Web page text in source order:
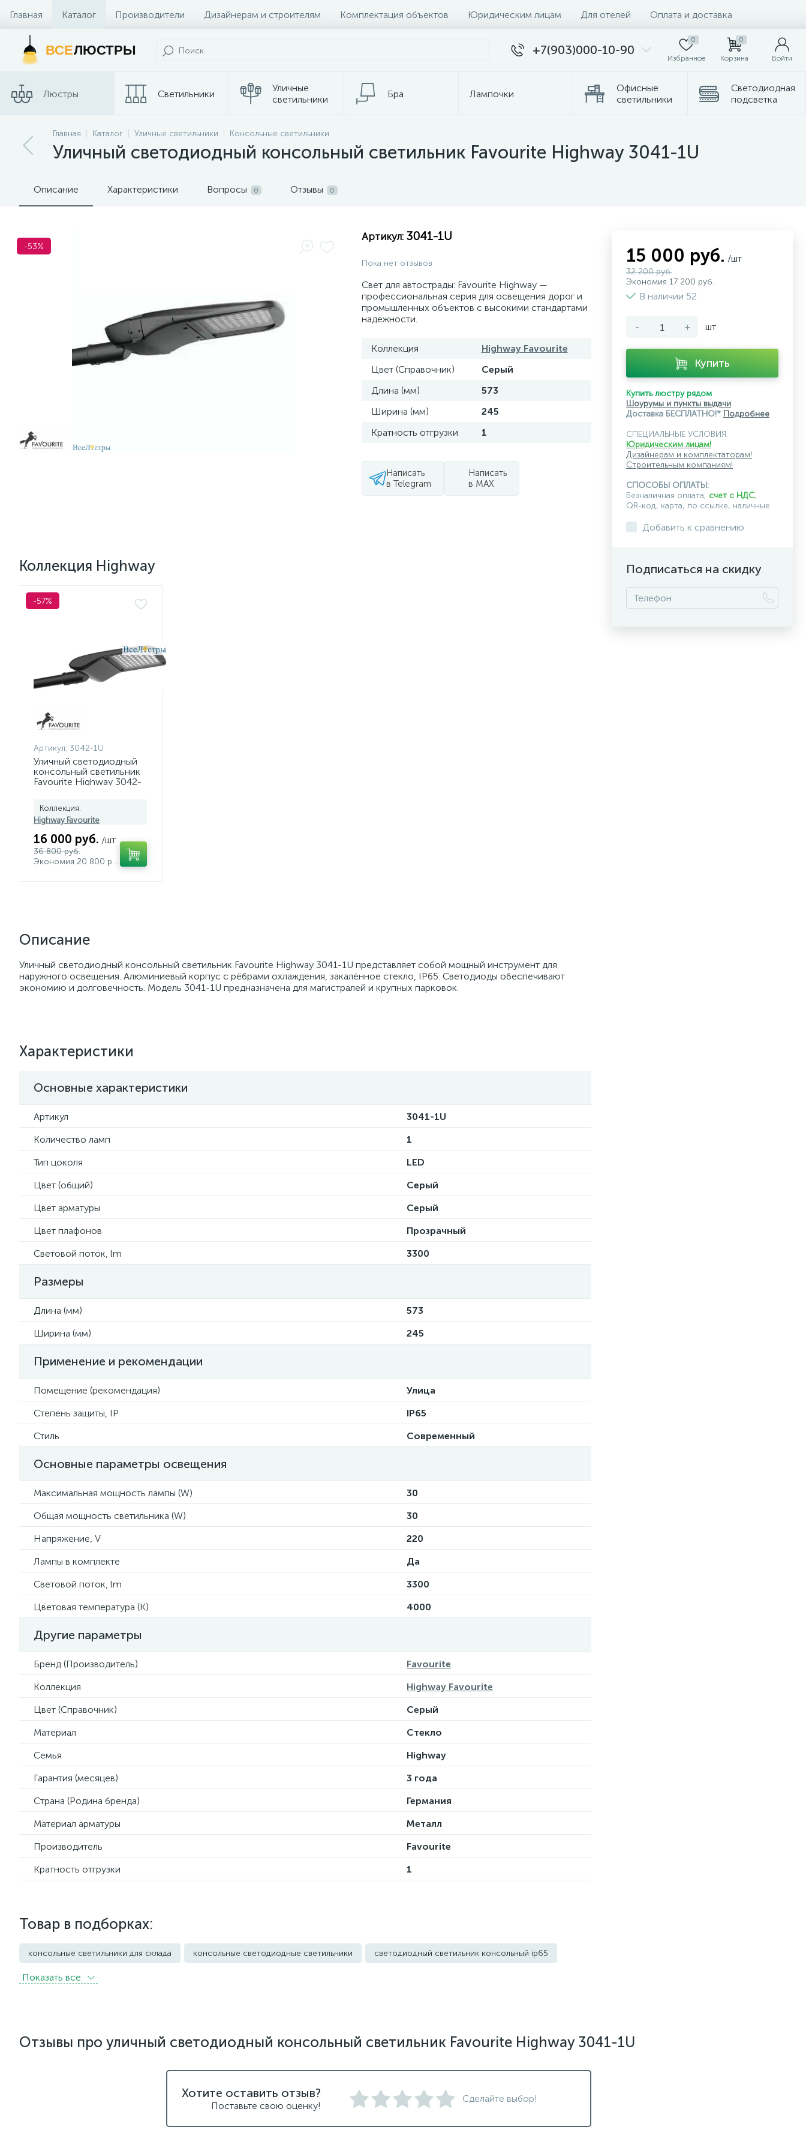
Главная Каталог Производители Дизайнерам и строителям Комплектация объектов Юридическим лицам Для отелей Оплата и доставка
Контакты и Магазины
ВСЕЛЮСТРЫ +7(903)000-10-90
0
Избранное
0
Корзина Войти
Люстры Светильники
Уличные
светильники
Бра Лампочки
Офисные
светильники
Светодиодная
подсветка
Споты
Трековые
Электротовары
лампы
Главная Каталог Уличные светильники Консольные светильники
Уличный светодиодный консольный светильник Favourite Highway 3041-1U
Описание Характеристики Вопросы 0 Отзывы 0
-53%
Артикул: 3041-1U
Пока нет отзывов
Свет для автострады: Favourite Highway —
профессиональная серия для освещения дорог и
промышленных объектов с высокими стандартами
надёжности.
Коллекция
Highway Favourite
Цвет (Справочник)
Серый
Длина (мм)
573
Ширина (мм)
245
Кратность отгрузки
1
Написать
в Telegram
Написать
в MAX
Коллекция Highway
-57%
Артикул: 3042-1U
Уличный светодиодный
консольный светильник
Favourite Highway 3042-
Коллекция:
Highway Favourite
16 000 руб. /шт
36 800 руб.
Экономия 20 800 руб.
Описание
Уличный светодиодный консольный светильник Favourite Highway 3041-1U представляет собой мощный инструмент для
наружного освещения. Алюминиевый корпус с рёбрами охлаждения, закалённое стекло, IP65. Светодиоды обеспечивают
экономию и долговечность. Модель 3041-1U предназначена для магистралей и крупных парковок.
Характеристики
Основные характеристики
Артикул
3041-1U
Количество ламп
1
Тип цоколя
LED
Цвет (общий)
Серый
Цвет арматуры
Серый
Цвет плафонов
Прозрачный
Световой поток, lm
3300
Размеры
Длина (мм)
573
Ширина (мм)
245
Применение и рекомендации
Помещение (рекомендация)
Улица
Степень защиты, IP
IP65
Стиль
Современный
Основные параметры освещения
Максимальная мощность лампы (W)
30
Общая мощность светильника (W)
30
Напряжение, V
220
Лампы в комплекте
Да
Световой поток, lm
3300
Цветовая температура (К)
4000
Другие параметры
Бренд (Производитель)
Favourite
Коллекция
Highway Favourite
Цвет (Справочник)
Серый
Материал
Стекло
Семья
Highway
Гарантия (месяцев)
3 года
Страна (Родина бренда)
Германия
Материал арматуры
Металл
Производитель
Favourite
Кратность отгрузки
1
Товар в подборках:
консольные светильники для склада консольные светодиодные светильники светодиодный светильник консольный ip65
Уличные светильники грунтовые
Показать всe
15 000 руб. /шт
32 200 руб.
Экономия 17 200 руб.
В наличии 52
- + шт
Купить
Купить люстру рядом
Шоурумы и пункты выдачи
Доставка БЕСПЛАТНО!* Подробнее
СПЕЦИАЛЬНЫЕ УСЛОВИЯ:
Юридическим лицам!
Дизайнерам и комплектаторам!
Строительным компаниям!
СПОСОБЫ ОПЛАТЫ:
Безналичная оплата, счет с НДС,
QR-код, карта, по ссылке, наличные
Добавить к сравнению
Подписаться на скидку
Отзывы про уличный светодиодный консольный светильник Favourite Highway 3041-1U
Хотите оставить отзыв?
Поставьте свою оценку!
Сделайте выбор!